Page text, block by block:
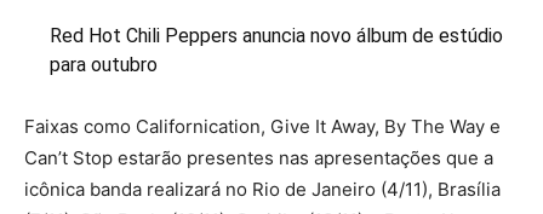
Red Hot Chili Peppers anuncia novo álbum de estúdio
para outubro
Faixas como Californication, Give It Away, By The Way e
Can’t Stop estarão presentes nas apresentações que a
icônica banda realizará no Rio de Janeiro (4/11), Brasília